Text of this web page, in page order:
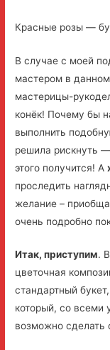
Красные розы —
В случае с моей
мастером в
мастерицы-
конёк! Почему бы
выполнить
решила рискнуть
этого получится! А
проследить
желание –
очень подробно
Итак, приступим.
цветочная
стандартный
который, со всеми
возможно сделать